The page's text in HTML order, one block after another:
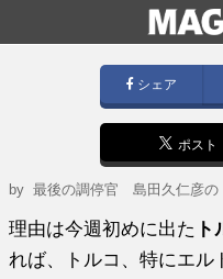
シェア
ポスト
by最後の調停官 島田久仁彦の
理由は今週初めに出た
れば、トルコ、特にエル